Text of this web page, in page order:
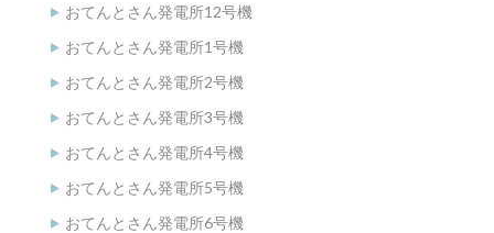
おてんとさん発電所12号機
おてんとさん発電所1号機
おてんとさん発電所2号機
おてんとさん発電所3号機
おてんとさん発電所4号機
おてんとさん発電所5号機
おてんとさん発電所6号機